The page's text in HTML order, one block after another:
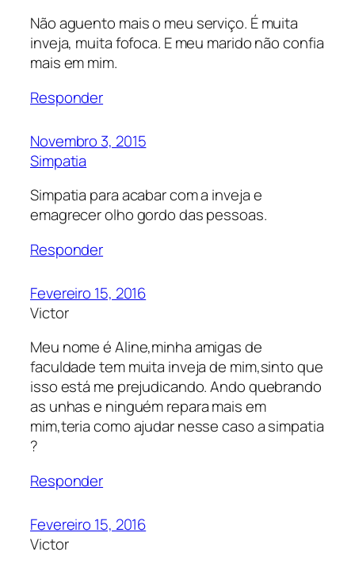
Não aguento mais o meu serviço. É muita
inveja, muita fofoca. E meu marido não confia
mais em mim.
Responder
Novembro 3, 2015
Simpatia
Simpatia para acabar com a inveja e
emagrecer olho gordo das pessoas.
Responder
Fevereiro 15, 2016
Victor
Meu nome é Aline,minha amigas de
faculdade tem muita inveja de mim,sinto que
isso está me prejudicando. Ando quebrando
as unhas e ninguém repara mais em
mim,teria como ajudar nesse caso a simpatia
?
Responder
Fevereiro 15, 2016
Victor